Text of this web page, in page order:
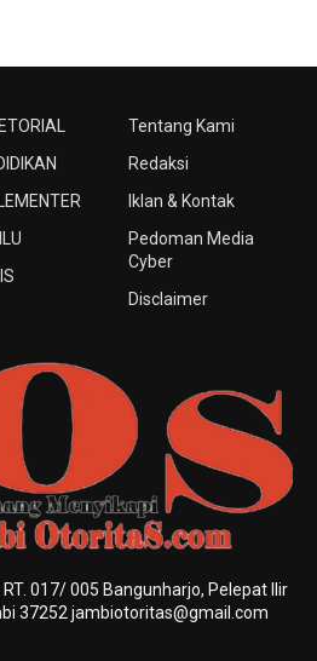
Tentang Kami
Redaksi
Iklan & Kontak
Pedoman Media
Cyber
Disclaimer
017/ 005 Bangunharjo, Pelepat Ilir
37252 jambiotoritas@gmail.com